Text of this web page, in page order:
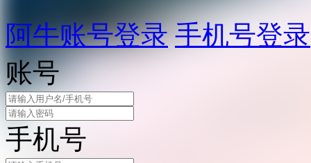
阿牛账号登录 手机号登录
账号
手机号